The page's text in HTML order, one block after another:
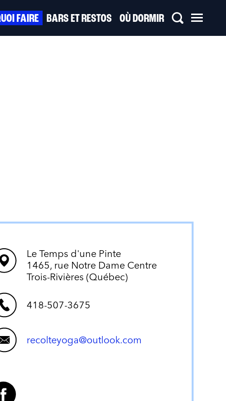
FAIRE BARS ET RESTOS OÙ DORMIR
Le Temps d'une Pinte
1465, rue Notre Dame Centre
Trois-Rivières (Québec)
418-507-3675
recolteyoga@outlook.com